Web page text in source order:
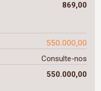
869,00
550.000,00
Consulte-nos
550.000,00